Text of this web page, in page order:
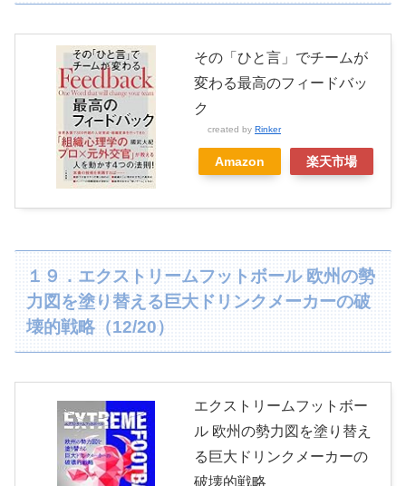
その「ひと言」でチームが
変わる最高のフィードバッ
ク
created by Rinker
Amazon 楽天市場
１９．エクストリームフットボール 欧州の勢
力図を塗り替える巨大ドリンクメーカーの破
壊的戦略（12/20）
エクストリームフットボー
ル 欧州の勢力図を塗り替え
る巨大ドリンクメーカーの
破壊的戦略